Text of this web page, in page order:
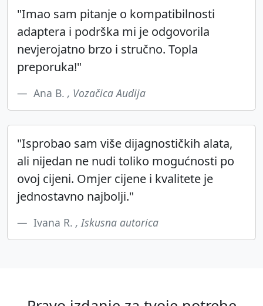
"Imao sam pitanje o kompatibilnosti
adaptera i podrška mi je odgovorila
nevjerojatno brzo i stručno. Topla
preporuka!"
Ana B. , Vozačica Audija
"Isprobao sam više dijagnostičkih alata,
ali nijedan ne nudi toliko mogućnosti po
ovoj cijeni. Omjer cijene i kvalitete je
jednostavno najbolji."
Ivana R. , Iskusna autorica